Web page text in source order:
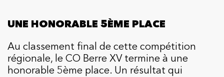
UNE HONORABLE 5ÈME PLACE
Au classement final de cette compétition
régionale, le CO Berre XV termine à une
honorable 5ème place. Un résultat qui